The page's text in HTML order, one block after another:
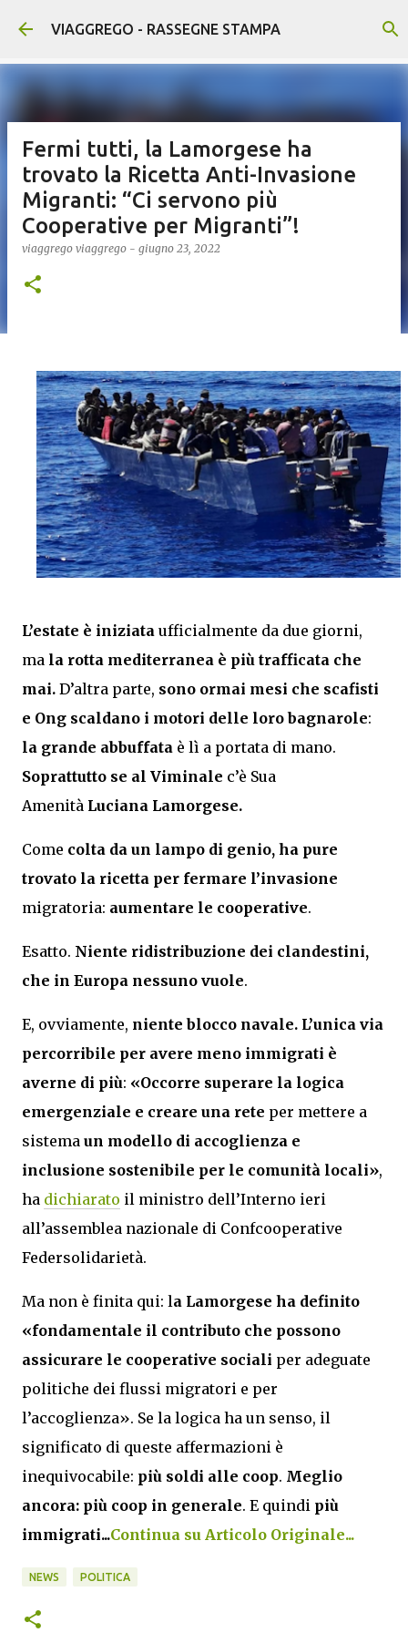
Passa ai contenuti principali
VIAGGREGO - RASSEGNE STAMPA
Fermi tutti, la Lamorgese ha
trovato la Ricetta Anti-Invasione
Migranti: “Ci servono più
Cooperative per Migranti”!
viaggrego viaggrego - giugno 23, 2022
L’estate è iniziata ufficialmente da due giorni,
ma la rotta mediterranea è più trafficata che
mai. D’altra parte, sono ormai mesi che scafisti
e Ong scaldano i motori delle loro bagnarole:
la grande abbuffata è lì a portata di mano.
Soprattutto se al Viminale c’è Sua
Amenità Luciana Lamorgese.
Come colta da un lampo di genio, ha pure
trovato la ricetta per fermare l’invasione
migratoria: aumentare le cooperative.
Esatto. Niente ridistribuzione dei clandestini,
che in Europa nessuno vuole.
E, ovviamente, niente blocco navale. L’unica via
percorribile per avere meno immigrati è
averne di più: «Occorre superare la logica
emergenziale e creare una rete per mettere a
sistema un modello di accoglienza e
inclusione sostenibile per le comunità locali»,
ha dichiarato il ministro dell’Interno ieri
all’assemblea nazionale di Confcooperative
Federsolidarietà.
Ma non è finita qui: la Lamorgese ha definito
«fondamentale il contributo che possono
assicurare le cooperative sociali per adeguate
politiche dei flussi migratori e per
l’accoglienza». Se la logica ha un senso, il
significato di queste affermazioni è
inequivocabile: più soldi alle coop. Meglio
ancora: più coop in generale. E quindi più
immigrati...Continua su Articolo Originale...
NEWS POLITICA